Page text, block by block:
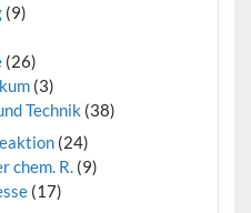
(9)
(26)
(3)
Technik (38)
(24)
chem. R. (9)
(17)